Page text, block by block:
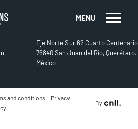
MENU
Eje Norte Sur 62 Cuarto Centenario
76840 San Juan del Río, Querétaro.
México
and conditions | Privacy
By